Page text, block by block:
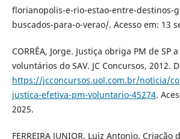
florianopolis-e-rio-estao-entre-destinos-
buscados-para-o-verao/. Acesso em: 13
CORRÊA, Jorge. Justiça obriga PM de SP
voluntários do SAV. JC Concursos, 2012.
https://jcconcursos.uol.com.br/noticia/
justica-efetiva-pm-voluntario-45274.
2025.
FERREIRA JUNIOR, Luiz Antonio.